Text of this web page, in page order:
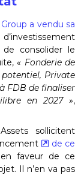
a vendu sa
consolider le
« Fonderie de
Private
FDB de finaliser
en 2027 »,
sollicitent
de ce
en faveur de ce
Il n’en va pas